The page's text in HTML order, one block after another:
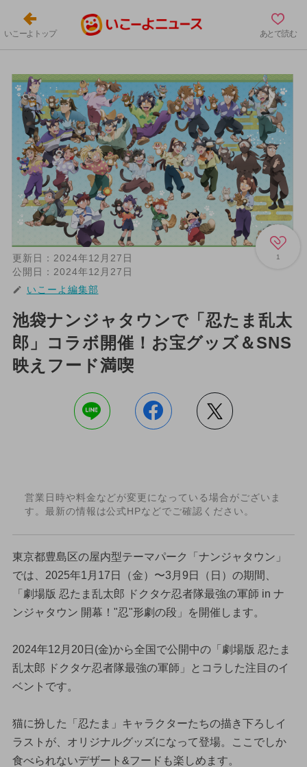
いこーよトップ あとで読む
1
更新日： 2024年12月27日
公開日： 2024年12月27日
いこーよ編集部
池袋ナンジャタウンで「忍たま乱太
郎」コラボ開催！お宝グッズ＆SNS
映えフード満喫
営業日時や料金などが変更になっている場合がございま
す。最新の情報は公式HPなどでご確認ください。
東京都豊島区の屋内型テーマパーク「ナンジャタウン」
では、2025年1月17日（金）〜3月9日（日）の期間、
「劇場版 忍たま乱太郎 ドクタケ忍者隊最強の軍師 in ナ
ンジャタウン 開幕！"忍"形劇の段」を開催します。
2024年12月20日(金)から全国で公開中の「劇場版 忍たま
乱太郎 ドクタケ忍者隊最強の軍師」とコラした注目のイ
ベントです。
猫に扮した「忍たま」キャラクターたちの描き下ろしイ
ラストが、オリジナルグッズになって登場。ここでしか
食べられないデザート&フードも楽しめます。